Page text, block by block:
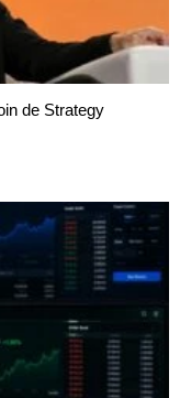
de Strategy